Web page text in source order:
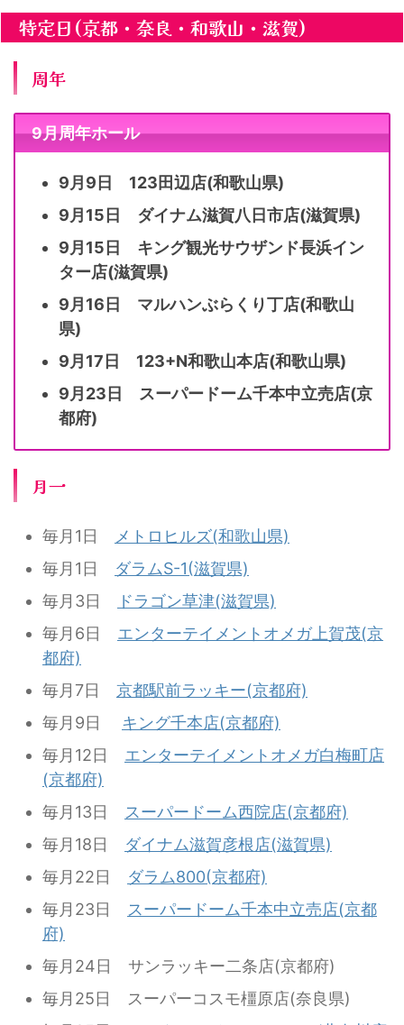
特定日(京都・奈良・和歌山・滋賀)
周年
9月周年ホール
9月9日 123田辺店(和歌山県)
9月15日 ダイナム滋賀八日市店(滋賀県)
9月15日 キング観光サウザンド長浜イン
ター店(滋賀県)
9月16日 マルハンぶらくり丁店(和歌山
県)
9月17日 123+N和歌山本店(和歌山県)
9月23日 スーパードーム千本中立売店(京
都府)
月一
毎月1日
メトロヒルズ(和歌山県)
毎月1日 ダラムS-1(滋賀県)
毎月3日
ドラゴン草津(滋賀県)
毎月6日 エンターテイメントオメガ上賀茂(京
都府)
毎月7日 京都駅前ラッキー(京都府)
毎月9日 キング千本店(京都府)
毎月12日 エンターテイメントオメガ白梅町店
(京都府)
毎月13日
スーパードーム西院店(京都府)
毎月18日 ダイナム滋賀彦根店(滋賀県)
毎月22日 ダラム800(京都府)
毎月23日
スーパードーム千本中立売店(京都
府)
毎月24日 サンラッキー二条店(京都府)
毎月25日 スーパーコスモ橿原店(奈良県)